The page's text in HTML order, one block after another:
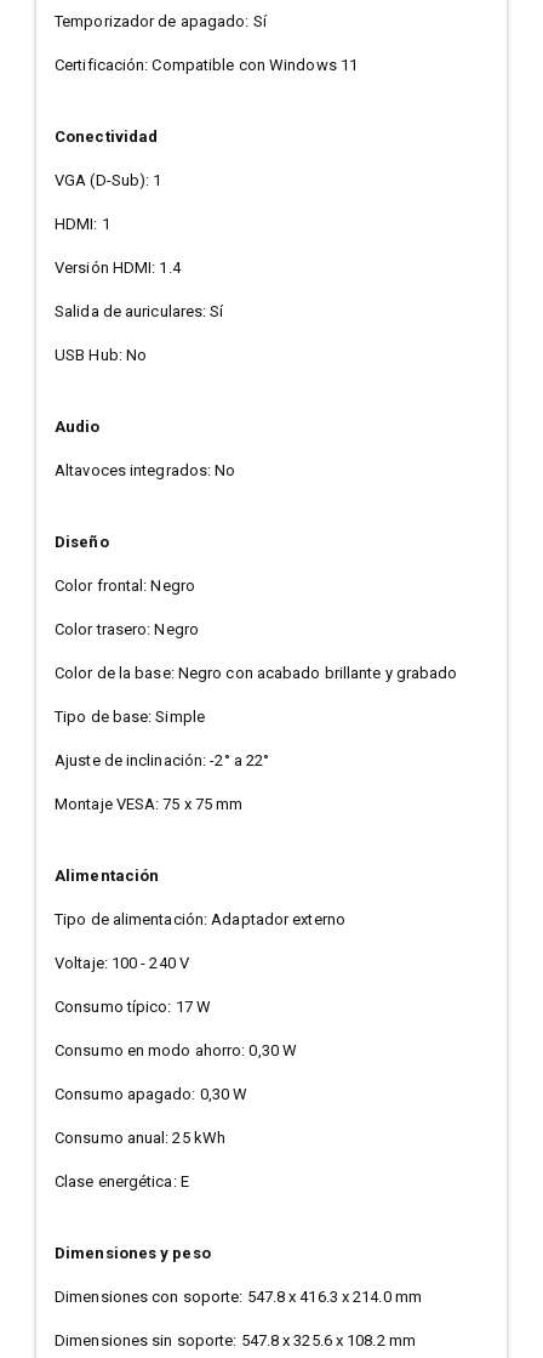
Temporizador de apagado: Sí
Certificación: Compatible con Windows 11
Conectividad
VGA (D-Sub): 1
HDMI: 1
Versión HDMI: 1.4
Salida de auriculares: Sí
USB Hub: No
Audio
Altavoces integrados: No
Diseño
Color frontal: Negro
Color trasero: Negro
Color de la base: Negro con acabado brillante y grabado
Tipo de base: Simple
Ajuste de inclinación: -2° a 22°
Montaje VESA: 75 x 75 mm
Alimentación
Tipo de alimentación: Adaptador externo
Voltaje: 100 - 240 V
Consumo típico: 17 W
Consumo en modo ahorro: 0,30 W
Consumo apagado: 0,30 W
Consumo anual: 25 kWh
Clase energética: E
Dimensiones y peso
Dimensiones con soporte: 547.8 x 416.3 x 214.0 mm
Dimensiones sin soporte: 547.8 x 325.6 x 108.2 mm